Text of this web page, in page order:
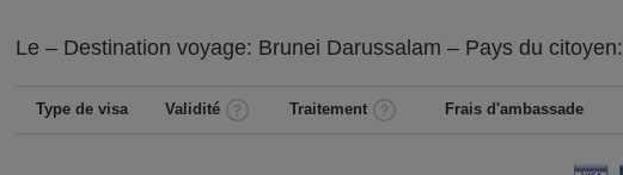
Le – Destination voyage: Brunei Darussalam – Pays du citoyen:
Type de visa Validité Traitement Frais d'ambassade